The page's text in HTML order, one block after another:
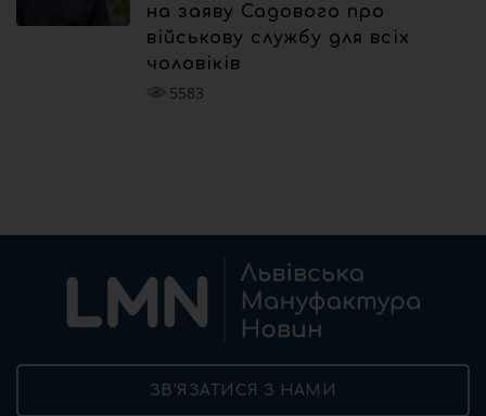
на заяву Садового про
військову службу для всіх
чоловіків
5583
ЗВ’ЯЗАТИСЯ З НАМИ